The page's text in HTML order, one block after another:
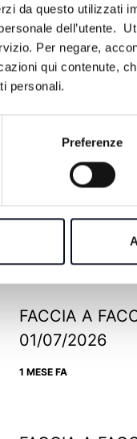
da questo utilizzati
dell’utente.
Per negare,
qui contenute,
personali.
Preferenze
FACCIA A
FACCIA A
01/07/2026
1 MESE FA